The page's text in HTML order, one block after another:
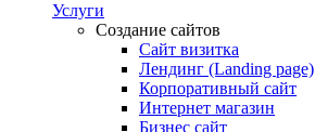
Услуги
Создание сайтов
Сайт визитка
Лендинг (Landing page)
Корпоративный сайт
Интернет магазин
Бизнес сайт